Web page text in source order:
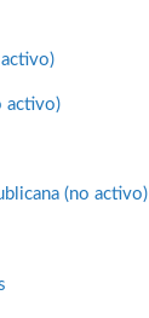
activo)
(no activo)